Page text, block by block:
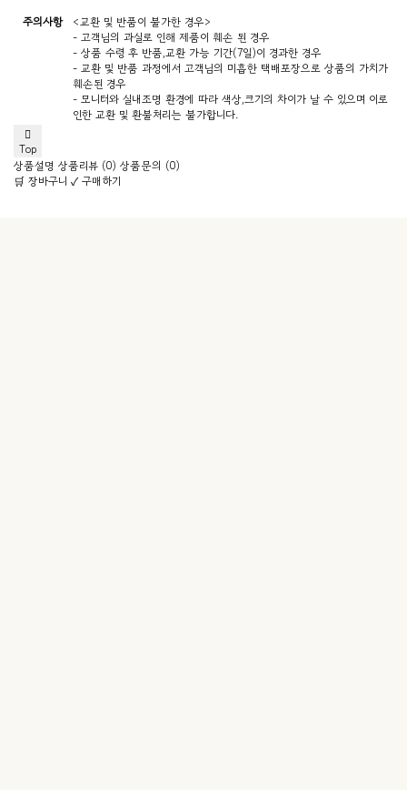
주의사항
<교환 및 반품이 불가한 경우>
- 고객님의 과실로 인해 제품이 훼손 된 경우
- 상품 수령 후 반품,교환 가능 기간(7일)이 경과한 경우
- 교환 및 반품 과정에서 고객님의 미흡한 택배포장으로 상품의 가치가
훼손된 경우
- 모니터와 실내조명 환경에 따라 색상,크기의 차이가 날 수 있으며 이로
인한 교환 및 환불처리는 불가합니다.
Top
상품설명 상품리뷰 (0) 상품문의 (0)
🛒 장바구니 ✓ 구매하기